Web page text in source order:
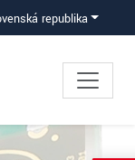
republika